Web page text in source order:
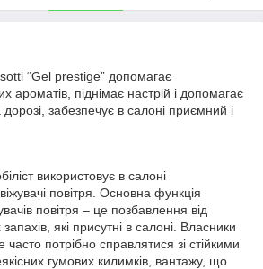
“Gel prestige” допомагає
ароматів, піднімає настрій і допомагає
забезпечує в салоні приємний і
використовує в салоні
повітря. Основна функція
повітря – це позбавлення від
які присутні в салоні. Власники
потрібно справлятися зі стійкими
гумових килимків, вантажу, що